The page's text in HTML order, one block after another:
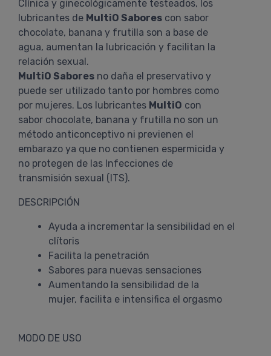
Clínica y ginecológicamente testeados, los
lubricantes de MultiO Sabores con sabor
chocolate, banana y frutilla son a base de
agua, aumentan la lubricación y facilitan la
relación sexual.
MultiO Sabores no daña el preservativo y
puede ser utilizado tanto por hombres como
por mujeres. Los lubricantes MultiO con
sabor chocolate, banana y frutilla no son un
método anticonceptivo ni previenen el
embarazo ya que no contienen espermicida y
no protegen de las Infecciones de
transmisión sexual (ITS).
DESCRIPCIÓN
Ayuda a incrementar la sensibilidad en el
clítoris
Facilita la penetración
Sabores para nuevas sensaciones
Aumentando la sensibilidad de la
mujer, facilita e intensifica el orgasmo
MODO DE USO